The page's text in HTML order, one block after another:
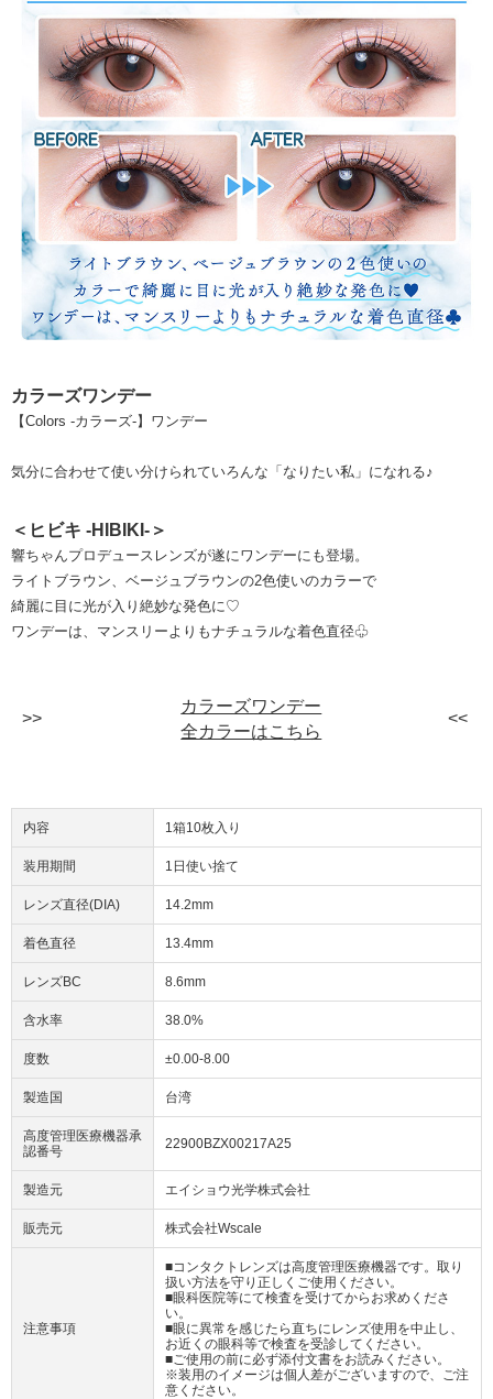
カラーズワンデー
【Colors -カラーズ-】ワンデー
気分に合わせて使い分けられていろんな「なりたい私」になれる♪
＜ヒビキ -HIBIKI-＞
響ちゃんプロデュースレンズが遂にワンデーにも登場。
ライトブラウン、ベージュブラウンの2色使いのカラーで
綺麗に目に光が入り絶妙な発色に♡
ワンデーは、マンスリーよりもナチュラルな着色直径♧
カラーズワンデー
全カラーはこちら
内容 1箱10枚入り
装用期間 1日使い捨て
レンズ直径(DIA) 14.2mm
着色直径 13.4mm
レンズBC 8.6mm
含水率 38.0%
度数 ±0.00-8.00
製造国 台湾
高度管理医療機器承
認番号
22900BZX00217A25
製造元 エイショウ光学株式会社
販売元 株式会社Wscale
注意事項
■コンタクトレンズは高度管理医療機器です。取り
扱い方法を守り正しくご使用ください。
■眼科医院等にて検査を受けてからお求めくださ
い。
■眼に異常を感じたら直ちにレンズ使用を中止し、
お近くの眼科等で検査を受診してください。
■ご使用の前に必ず添付文書をお読みください。
※装用のイメージは個人差がございますので、ご注
意ください。